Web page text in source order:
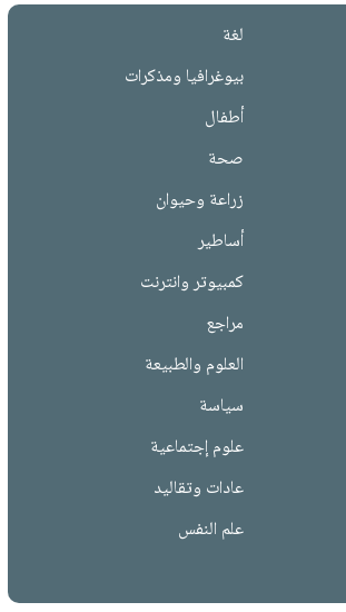
لغة
بيوغرافيا ومذكرات
أطفال
صحة
زراعة وحيوان
أساطير
كمبيوتر وانترنت
مراجع
العلوم والطبيعة
سياسة
علوم إجتماعية
عادات وتقاليد
علم النفس